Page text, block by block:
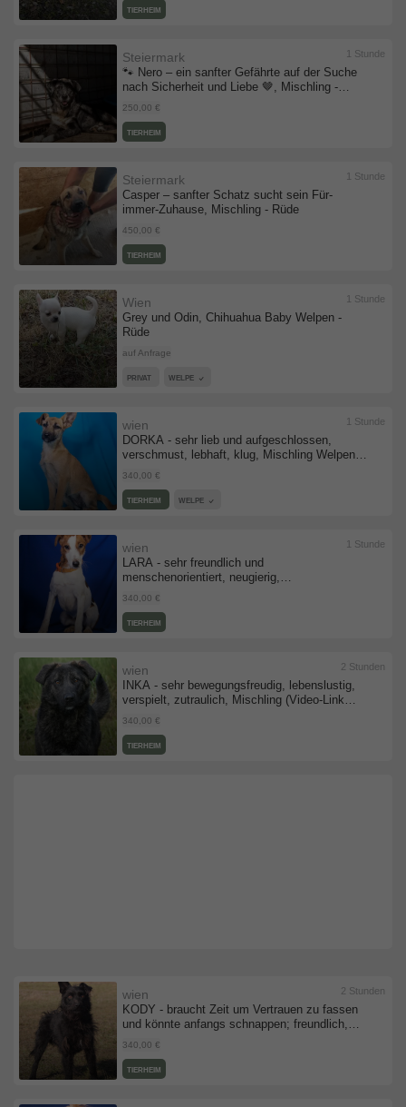
TIERHEIM
🐾 Nero – ein sanfter Gefährte auf der Suche
nach Sicherheit und Liebe 🤎, Mischling -
Rüde
Steiermark
250,00 €
1 Stunde
TIERHEIM
Casper – sanfter Schatz sucht sein Für-
immer-Zuhause, Mischling - Rüde
Steiermark
450,00 €
1 Stunde
TIERHEIM
Grey und Odin, Chihuahua Baby Welpen -
Rüde
Wien
auf Anfrage
1 Stunde
PRIVAT WELPE
DORKA - sehr lieb und aufgeschlossen,
verschmust, lebhaft, klug, Mischling Welpen -
Hündin
wien
340,00 €
1 Stunde
TIERHEIM WELPE
LARA - sehr freundlich und
menschenorientiert, neugierig,
temperamentvoll, lebhaft, intelligent, als
Zweithund zu einem mittelgroßen oder großen
Rüden, Glatthaar Foxterrier - Hündin
wien
340,00 €
1 Stunde
TIERHEIM
INKA - sehr bewegungsfreudig, lebenslustig,
verspielt, zutraulich, Mischling (Video-Link
vorhanden) - Hündin
wien
340,00 €
2 Stunden
TIERHEIM
KODY - braucht Zeit um Vertrauen zu fassen
und könnte anfangs schnappen; freundlich,
anhänglich, temperamentvoll, klug, treu,
Mischling - Rüde
wien
340,00 €
2 Stunden
TIERHEIM